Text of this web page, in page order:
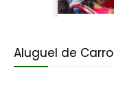
Aluguel de Carro